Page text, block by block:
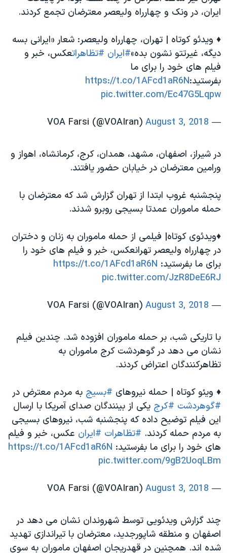
ایران، در ونک و چهارراه ولیعصر معترضان تجمع کردند.
♦️ ویدئو کوتاه | تهران، چهارراه ولیعصر: شعار «ایرانی بسه
دیگه، غیرتتو نشون بده»#ایران #تظاهراتعكس، خبر و
فيلم هاى خود را براى ما
بفرستيد:https://t.co/1AFcd1aR6N
pic.twitter.com/Ec47G5Lqpw
— VOA Farsi (@VOAIran)
August 3, 2018
در شیراز، اصفهان، مشهد، همدان، کرج، کرمانشاه، اهواز و
ورامین معترضان در خیابان حضور یافتند.
پنجشنبه غروب ابتدا از تهران گزارش شد که معترضان با
حمله ماموران عمدتا بسیجی روبرو شدند.
♦️ویدئوی کوتاه| فیلمی از حمله ماموران به زنان و دختران
در چهارراه ولیعصر تهرانعكس، خبر و فيلم هاى خود را
براى ما بفرستيد: https://t.co/1AFcd1aR6N
pic.twitter.com/JzR8DeE6RJ
— VOA Farsi (@VOAIran)
August 3, 2018
با تاریکی شب، بر حمله ماموران افزوده شد. چندین فیلم
نشان می دهد در گوهردشت کرج ماموران به
تظاهرکنندگان اعتراض کردند.
♦️ ویئو کوتاه | حمله نیروهای #بسیج به مردم معترض در
#گوهردشت #کرج یکی از بینندگان صدای آمریکا با ارسال
این فیلم توضیح داده که پنجشنبه شب، نیروهای بسیجی
به مردم حمله کردند. #تظاهرات #ایران عكس، خبر و فيلم
هاى خود را براى ما بفرستيد: https://t.co/1AFcd1aR6N
pic.twitter.com/9gB2UoqLBm
— VOA Farsi (@VOAIran)
August 3, 2018
چند گزارش ویدئویی توسط شهروندان نشان می دهد در
اصفهان و منطقه شاپورجدید، معترضان با تیراندازی تهدید
شده اند. همچنین در قهدریجان اصفهان ماموران به سوی